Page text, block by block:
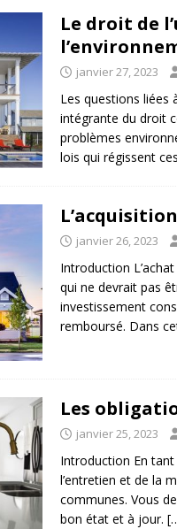
Le droit de
janvier 27, 2023
Les questions liées
intégrante du droit
problèmes
lois qui régissent
janvier 26, 2023
Introduction
qui ne devrait pas
investissement
remboursé. Dans
Les
janvier 25, 2023
Introduction En
l’entretien et de la
communes. Vous
bon état et à jour.